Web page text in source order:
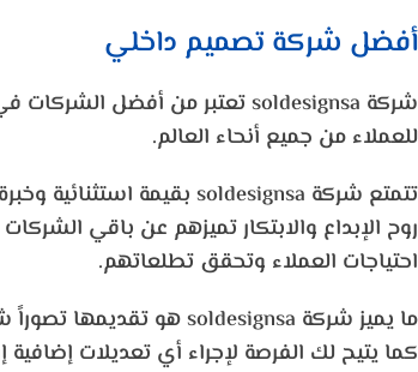
أفضل شركة تصميم داخلي
شركة soldesignsaتعتبر من أفضل الشركات
للعملاء من جميع أنحاء العالم.
تتمتع شركة soldesignsa بقيمة استثنائية
روح الإبداع والابتكار تميزهم عن باقي
احتياجات العملاء وتحقق تطلعاتهم.
ما يميز شركة soldesignsaهو تقديمها تصوراً
كما يتيح لك الفرصة لإجراء أي تعديلات إضافية